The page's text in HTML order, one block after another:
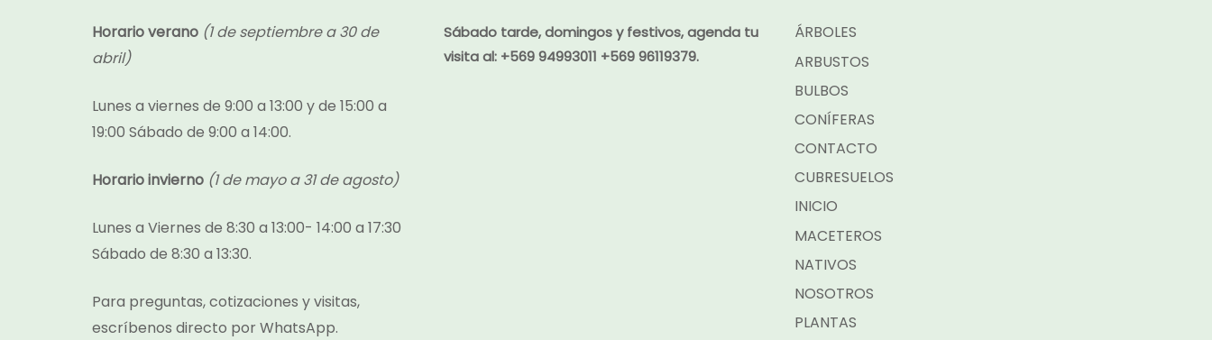
Horario verano (1 de septiembre a 30 de
abril)
Lunes a viernes de 9:00 a 13:00 y de 15:00 a
19:00 Sábado de 9:00 a 14:00.
Horario invierno (1 de mayo a 31 de agosto)
Lunes a Viernes de 8:30 a 13:00- 14:00 a 17:30
Sábado de 8:30 a 13:30.
Para preguntas, cotizaciones y visitas,
escríbenos directo porWhatsApp.
Sábado tarde, domingos y festivos, agenda tu
visita al: +569 94993011 +569 96119379.
ÁRBOLES
ARBUSTOS
BULBOS
CONÍFERAS
CONTACTO
CUBRESUELOS
INICIO
MACETEROS
NATIVOS
NOSOTROS
PLANTAS